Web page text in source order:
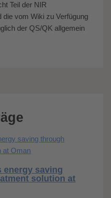
Teil der NIR
die vom Wiki zu Verfügung
der QS/QK allgemein
energy saving
solution at